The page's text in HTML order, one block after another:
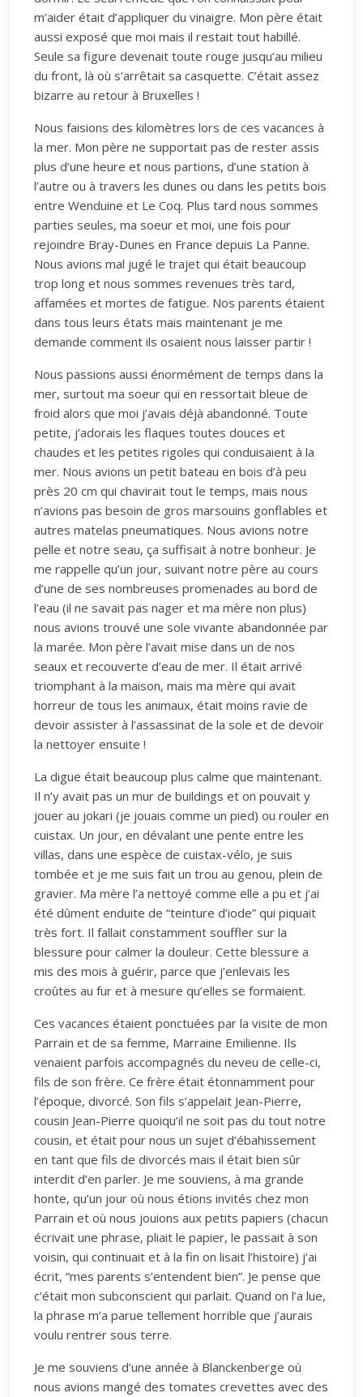
m’aider était d’appliquer du vinaigre. Mon père était
aussi exposé que moi mais il restait tout habillé.
Seule sa figure devenait toute rouge jusqu’au milieu
du front, là où s’arrêtait sa casquette. C’était assez
bizarre au retour à Bruxelles !
Nous faisions des kilomètres lors de ces vacances à
la mer. Mon père ne supportait pas de rester assis
plus d’une heure et nous partions, d’une station à
l’autre ou à travers les dunes ou dans les petits bois
entre Wenduine et Le Coq. Plus tard nous sommes
parties seules, ma soeur et moi, une fois pour
rejoindre Bray-Dunes en France depuis La Panne.
Nous avions mal jugé le trajet qui était beaucoup
trop long et nous sommes revenues très tard,
affamées et mortes de fatigue. Nos parents étaient
dans tous leurs états mais maintenant je me
demande comment ils osaient nous laisser partir !
Nous passions aussi énormément de temps dans la
mer, surtout ma soeur qui en ressortait bleue de
froid alors que moi j’avais déjà abandonné. Toute
petite, j’adorais les flaques toutes douces et
chaudes et les petites rigoles qui conduisaient à la
mer. Nous avions un petit bateau en bois d’à peu
près 20 cm qui chavirait tout le temps, mais nous
n’avions pas besoin de gros marsouins gonflables et
autres matelas pneumatiques. Nous avions notre
pelle et notre seau, ça suffisait à notre bonheur. Je
me rappelle qu’un jour, suivant notre père au cours
d’une de ses nombreuses promenades au bord de
l’eau (il ne savait pas nager et ma mère non plus)
nous avions trouvé une sole vivante abandonnée par
la marée. Mon père l’avait mise dans un de nos
seaux et recouverte d’eau de mer. Il était arrivé
triomphant à la maison, mais ma mère qui avait
horreur de tous les animaux, était moins ravie de
devoir assister à l’assassinat de la sole et de devoir
la nettoyer ensuite !
La digue était beaucoup plus calme que maintenant.
Il n’y avait pas un mur de buildings et on pouvait y
jouer au jokari (je jouais comme un pied) ou rouler en
cuistax. Un jour, en dévalant une pente entre les
villas, dans une espèce de cuistax-vélo, je suis
tombée et je me suis fait un trou au genou, plein de
gravier. Ma mère l’a nettoyé comme elle a pu et j’ai
été dûment enduite de “teinture d’iode” qui piquait
très fort. Il fallait constamment souffler sur la
blessure pour calmer la douleur. Cette blessure a
mis des mois à guérir, parce que j’enlevais les
croûtes au fur et à mesure qu’elles se formaient.
Ces vacances étaient ponctuées par la visite de mon
Parrain et de sa femme, Marraine Emilienne. Ils
venaient parfois accompagnés du neveu de celle-ci,
fils de son frère. Ce frère était étonnamment pour
l’époque, divorcé. Son fils s’appelait Jean-Pierre,
cousin Jean-Pierre quoiqu’il ne soit pas du tout notre
cousin, et était pour nous un sujet d’ébahissement
en tant que fils de divorcés mais il était bien sûr
interdit d’en parler. Je me souviens, à ma grande
honte, qu’un jour où nous étions invités chez mon
Parrain et où nous jouions aux petits papiers (chacun
écrivait une phrase, pliait le papier, le passait à son
voisin, qui continuait et à la fin on lisait l’histoire) j’ai
écrit, “mes parents s’entendent bien”. Je pense que
c’était mon subconscient qui parlait. Quand on l’a lue,
la phrase m’a parue tellement horrible que j’aurais
voulu rentrer sous terre.
Je me souviens d’une année à Blanckenberge où
nous avions mangé des tomates crevettes avec des